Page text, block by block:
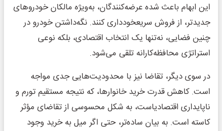
این ابهام باعث شده عرضه‌کنندگان، به‌ویژه مالکان خودروهای
جدیدتر، از فروش سریعخودداری کنند. نگه‌داشتن خودرو در
چنین فضایی، نه‌تنها یک انتخاب اقتصادی، بلکه نوعی
استراتژی محافظه‌کارانه تلقی می‌شود.
در سوی دیگر، تقاضا نیز با محدودیت‌هایی جدی مواجه
است. کاهش قدرت خرید خانوارها، که نتیجه مستقیم تورم و
ناپایداری اقتصادیاست، به شکل محسوسی از تقاضای مؤثر
کاسته است. به بیان ساده‌تر، حتی اگر میل به خرید وجود